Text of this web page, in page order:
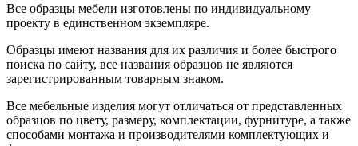
Все образцы мебели изготовлены по индивидуальному
проекту в единственном экземпляре.
Образцы имеют названия для их различия и более быстрого
поиска по сайту, все названия образцов не являются
зарегистрированным товарным знаком.
Все мебельные изделия могут отличаться от представленных
образцов по цвету, размеру, комплектации, фурнитуре, а также
способами монтажа и производителями комплектующих и